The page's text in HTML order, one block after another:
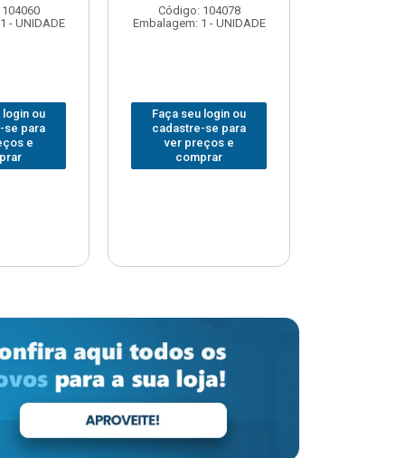
- UNIDADE
login ou
se para
e
Código: 104086
Embalagem: 1 - UNIDADE
Faça seu login ou
cadastre-se para
ver preços e
comprar